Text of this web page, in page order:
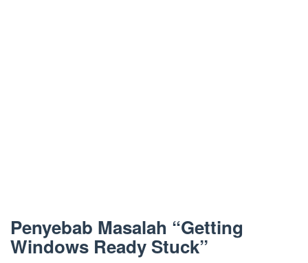
Penyebab Masalah “Getting
Windows Ready Stuck”